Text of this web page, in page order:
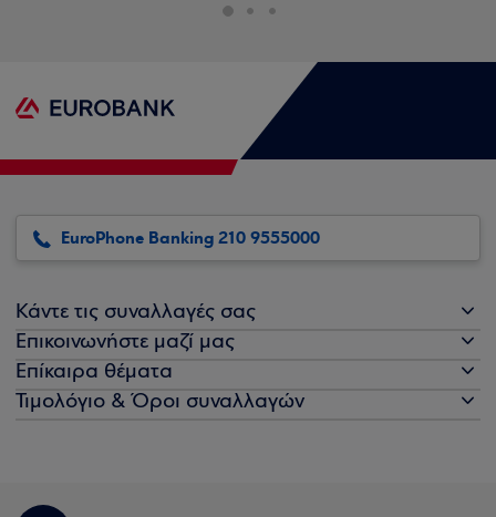
EuroPhone Banking 210 9555000
Κάντε τις συναλλαγές σας
Επικοινωνήστε μαζί μας
Επίκαιρα θέματα
Τιμολόγιο & Όροι συναλλαγών